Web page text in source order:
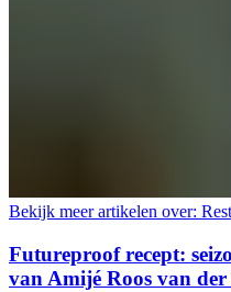
Bekijk meer artikelen over:
Futureproof recept:
van Amijé Roos van